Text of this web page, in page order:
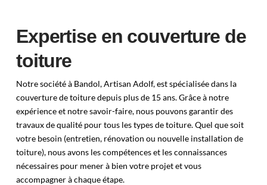
Expertise en couverture de
toiture
Notre société à Bandol, Artisan Adolf, est spécialisée dans la
couverture de toiture depuis plus de 15 ans. Grâce à notre
expérience et notre savoir-faire, nous pouvons garantir des
travaux de qualité pour tous les types de toiture. Quel que soit
votre besoin (entretien, rénovation ou nouvelle installation de
toiture), nous avons les compétences et les connaissances
nécessaires pour mener à bien votre projet et vous
accompagner à chaque étape.